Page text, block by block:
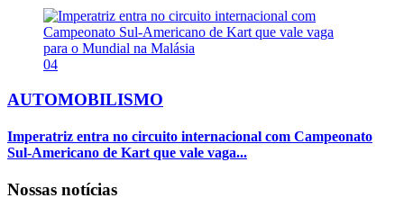
04
AUTOMOBILISMO
Imperatriz entra no circuito internacional com Campeonato
Sul-Americano de Kart que vale vaga...
Nossas notícias